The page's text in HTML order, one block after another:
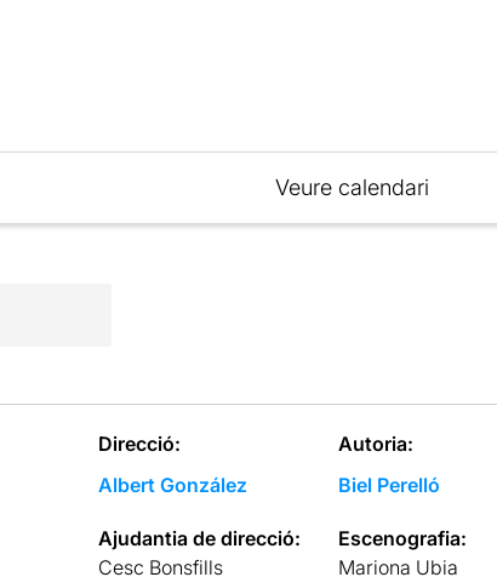
Veure calendari
Direcció:
Albert González
Autoria:
Biel Perelló
Ajudantia de direcció:
Cesc Bonsfills
Escenografia:
Mariona Ubia